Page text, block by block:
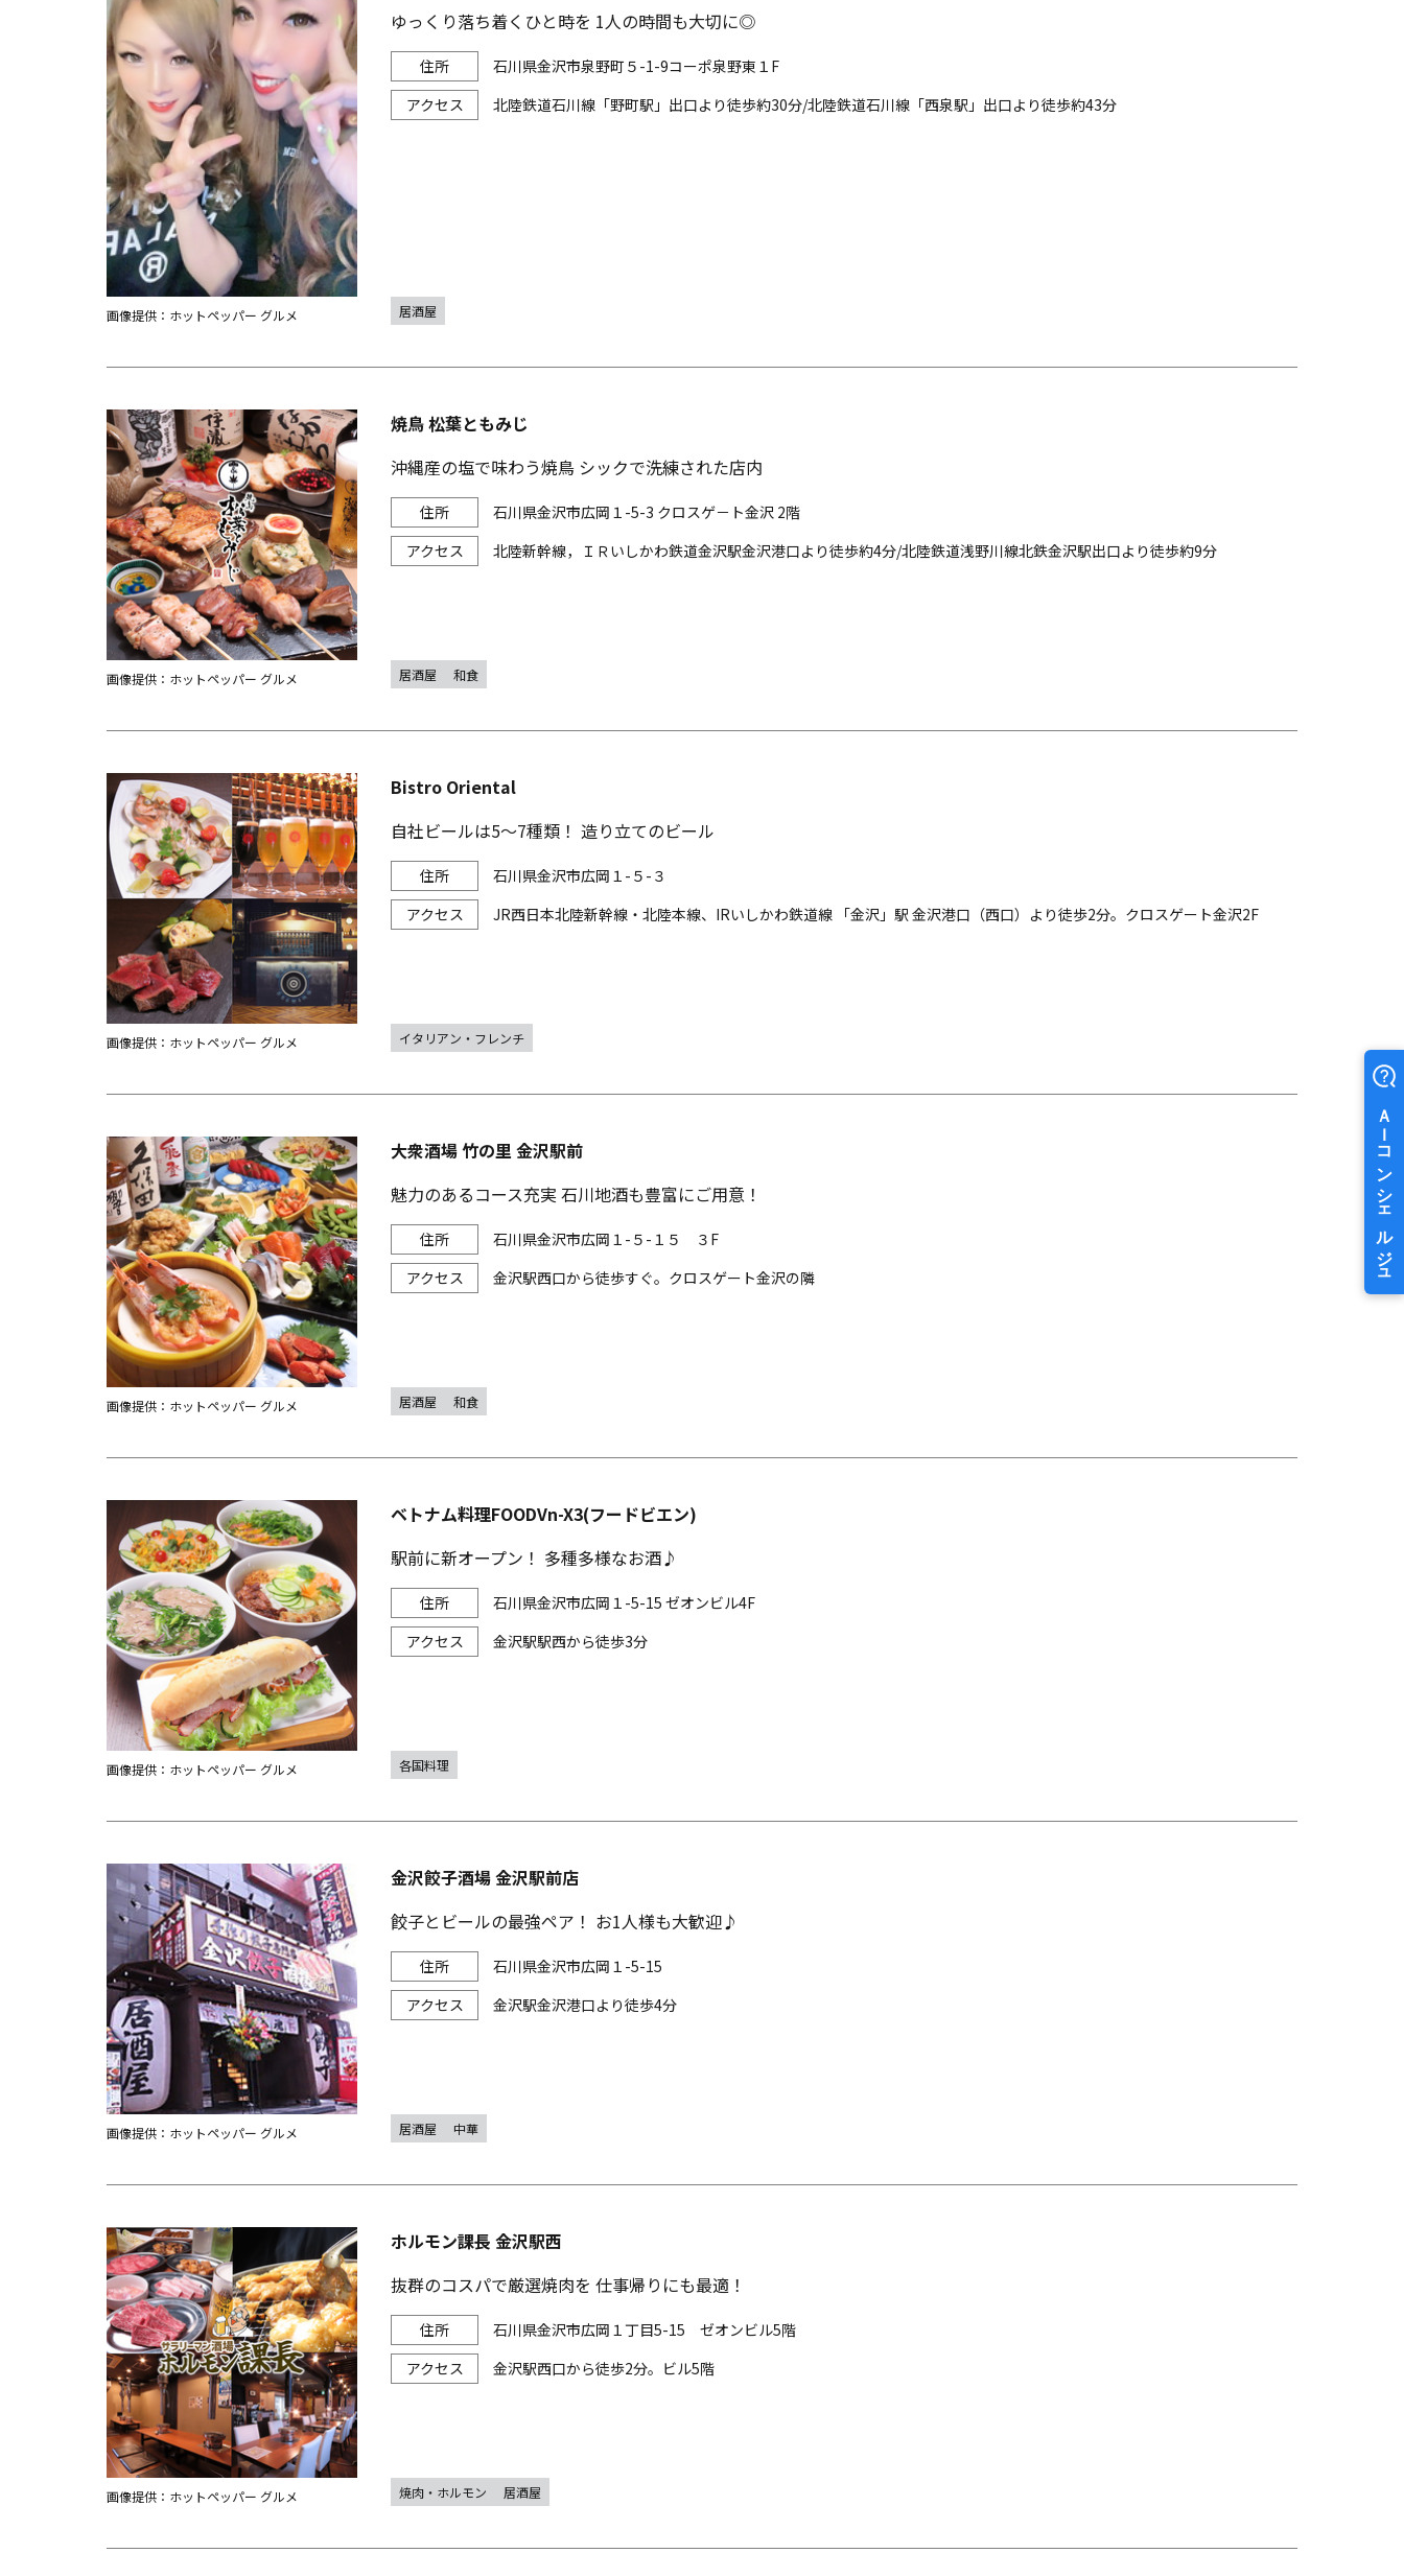
ゆっくり落ち着くひと時を 1人の時間も大切に◎
石川県金沢市泉野町５-1-9コーポ泉野東１F
北陸鉄道石川線「野町駅」出口より徒歩約30分/北陸鉄道石川線「西泉駅」出口より徒歩約43分
画像提供：ホットペッパー グルメ 居酒屋
焼鳥 松葉ともみじ
沖縄産の塩で味わう焼鳥 シックで洗練された店内
石川県金沢市広岡１-5-3 クロスゲ－ト金沢 2階
北陸新幹線，ＩＲいしかわ鉄道金沢駅金沢港口より徒歩約4分/北陸鉄道浅野川線北鉄金沢駅出口より徒歩約9分
画像提供：ホットペッパー グルメ 居酒屋 和食
Bistro Oriental
自社ビールは5～7種類！ 造り立てのビール
石川県金沢市広岡１-５-３
JR西日本北陸新幹線・北陸本線、IRいしかわ鉄道線 「金沢」駅 金沢港口（西口）より徒歩2分。クロスゲート金沢2F
画像提供：ホットペッパー グルメ イタリアン・フレンチ
大衆酒場 竹の里 金沢駅前
魅力のあるコース充実 石川地酒も豊富にご用意！
石川県金沢市広岡１-５-１５ ３F
金沢駅西口から徒歩すぐ。クロスゲート金沢の隣
画像提供：ホットペッパー グルメ 居酒屋 和食
ベトナム料理FOODVn-X3(フードビエン)
駅前に新オープン！ 多種多様なお酒♪
石川県金沢市広岡１-5-15 ゼオンビル4F
金沢駅駅西から徒歩3分
画像提供：ホットペッパー グルメ 各国料理
金沢餃子酒場 金沢駅前店
餃子とビールの最強ペア！ お1人様も大歓迎♪
石川県金沢市広岡１-5-15
金沢駅金沢港口より徒歩4分
画像提供：ホットペッパー グルメ 居酒屋 中華
ホルモン課長 金沢駅西
抜群のコスパで厳選焼肉を 仕事帰りにも最適！
石川県金沢市広岡１丁目5-15 ゼオンビル5階
金沢駅西口から徒歩2分。ビル5階
画像提供：ホットペッパー グルメ 焼肉・ホルモン 居酒屋